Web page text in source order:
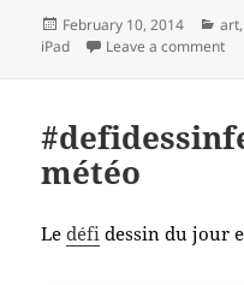
Posted
on
February 10, 2014 art,
iPad
Leave a commenton
météo
Ledéfi dessin du jour